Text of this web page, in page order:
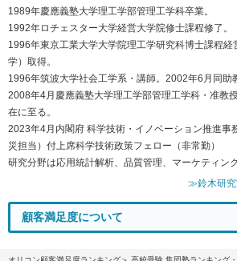
1989年慶應義塾大学理工学部管理工学科卒業。
1992年ロチェスター大学経営大学院修士課程修了。
1996年東京工業大学大学院理工学研究科博士課程経
学）取得。
1996年筑波大学社会工学系・講師。2002年6月同助
2008年4月慶應義塾大学理工学部管理工学科・准教
在に至る。
2023年4月内閣府 科学技術・イノベーション推進事
災担当）付上席科学技術政策フェロー（非常勤）
研究分野は応用統計解析、品質管理、マーケティング
≫鈴木研究
顧客満足度について